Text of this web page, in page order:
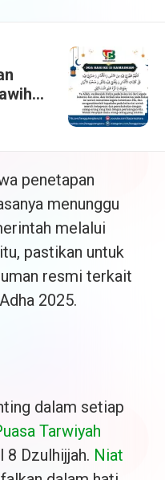
penetapan
menunggu
melalui
pastikan untuk
resmi terkait
2025.
dalam setiap
Tarwiyah
8 Dzulhijjah. Niat